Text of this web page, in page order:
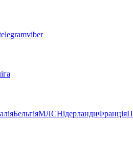
viber
БельгіяМЛСНідерландиФранція